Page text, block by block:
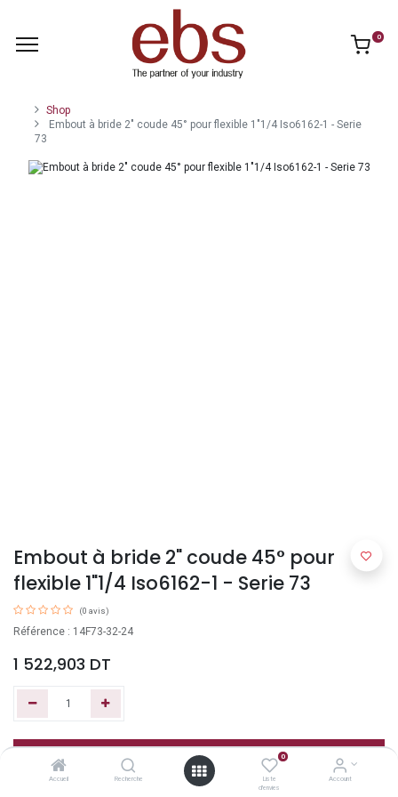
Accueil Recherche
0
Liste
d'envies
Account
0
Shop
Embout à bride 2" coude 45° pour flexible 1"1/4 Iso6162-1 - Serie
73
Embout à bride 2" coude 45° pour
flexible 1"1/4 Iso6162-1 - Serie 73
(0 avis)
Référence : 14F73-32-24
1 522,903 DT
Ajouter au panier